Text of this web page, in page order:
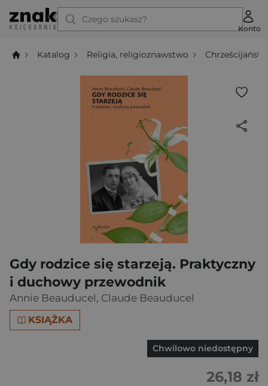
Czego szukasz?
Konto
Katalog Religia, religioznawstwo
Gdy rodzice się starzeją. Praktyczny
i duchowy przewodnik
Annie Beauducel, Claude Beauducel
KSIĄŻKA
Chwilowo niedostępny
26,18 zł